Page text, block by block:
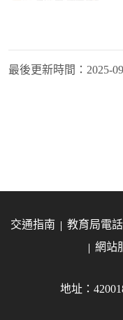
最後更新時間： 2025-
交通指南 教育局電
網站
地址：